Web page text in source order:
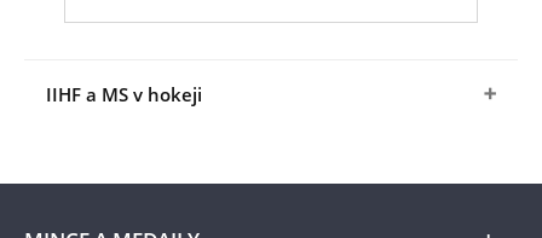
IIHF a MS v hokeji
Európy a nedávno aj do Ázie. Prvý oficiálny zápas